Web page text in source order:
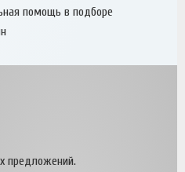
помощь в подборе
предложений.